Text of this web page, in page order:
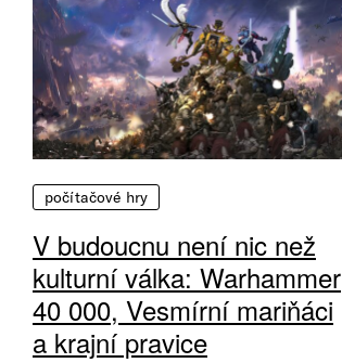
počítačové hry
V budoucnu není nic než
kulturní válka: Warhammer
40 000, Vesmírní mariňáci
a krajní pravice